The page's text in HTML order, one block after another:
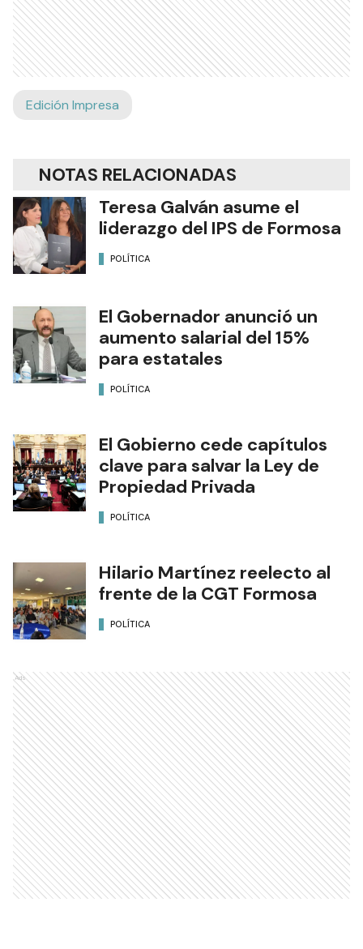
Edición Impresa
NOTAS RELACIONADAS
Teresa Galván asume el
liderazgo del IPS de Formosa
POLÍTICA
El Gobernador anunció un
aumento salarial del 15%
para estatales
POLÍTICA
El Gobierno cede capítulos
clave para salvar la Ley de
Propiedad Privada
POLÍTICA
Hilario Martínez reelecto al
frente de la CGT Formosa
POLÍTICA
Ads